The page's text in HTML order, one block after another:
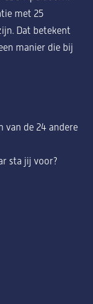
met 25
Dat betekent
manier die bij
van de 24 andere
sta jij voor?